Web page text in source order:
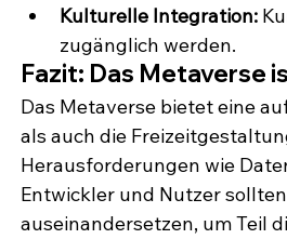
Kulturelle Integration:
zugänglich werden.
Fazit: Das Metaverse
Das Metaverse bietet eine
als auch die
Herausforderungen wie
Entwickler und Nutzer
auseinandersetzen, um Teil